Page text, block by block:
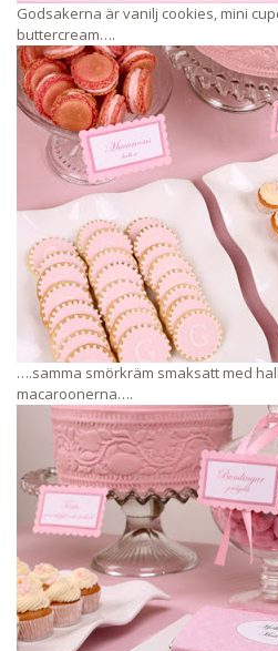
Godsakerna är vanilj cookies, mini
buttercream….
….samma smörkräm smaksatt med
macaroonerna….